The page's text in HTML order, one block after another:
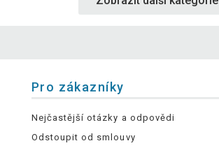
Pro zákazníky
Nejčastější otázky a odpovědi
Odstoupit od smlouvy